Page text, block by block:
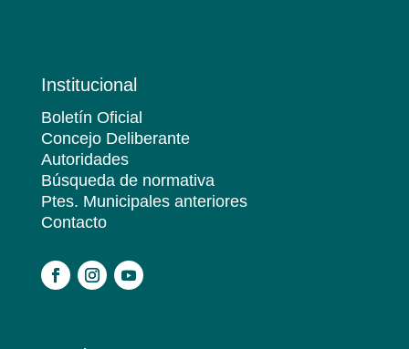
Institucional
Boletín Oficial
Concejo Deliberante
Autoridades
Búsqueda de normativa
Ptes. Municipales anteriores
Contacto